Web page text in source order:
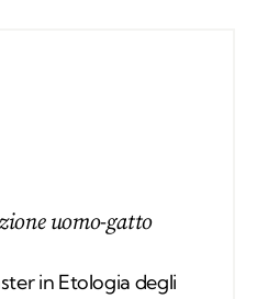
uomo-gatto
in Etologia degli